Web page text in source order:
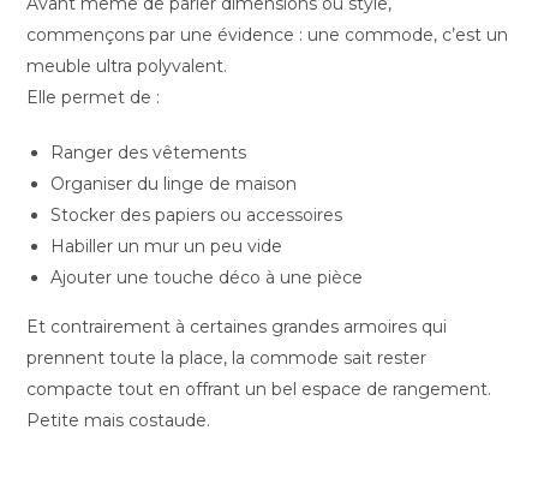
commençons par une évidence : une commode, c’est un
meuble ultra polyvalent.
Elle permet de :
Ranger des vêtements
Organiser du linge de maison
Stocker des papiers ou accessoires
Habiller un mur un peu vide
Ajouter une touche déco à une pièce
Et contrairement à certaines grandes armoires qui
prennent toute la place, la commode sait rester
compacte tout en offrant un bel espace de rangement.
Petite mais costaude.